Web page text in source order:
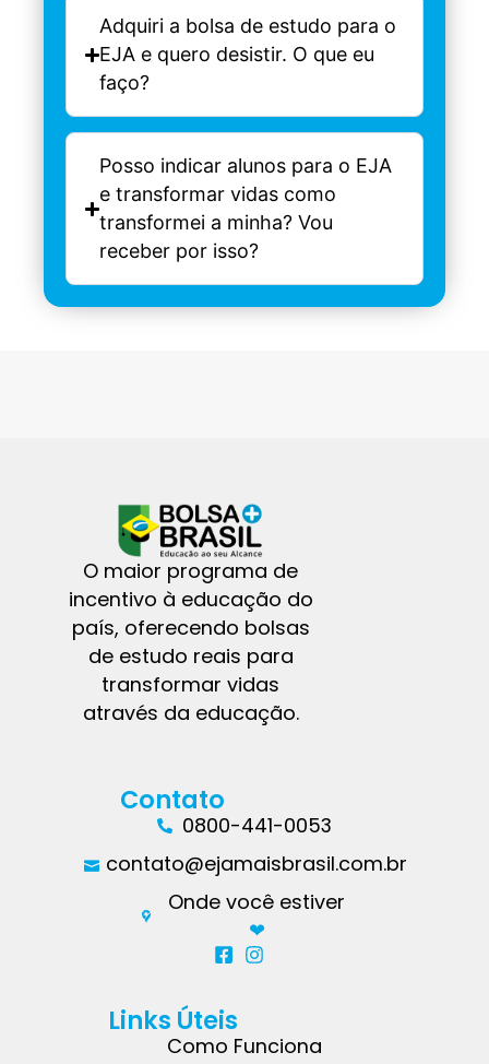
Adquiri a bolsa de estudo para o
EJA e quero desistir. O que eu
faço?
Posso indicar alunos para o EJA
e transformar vidas como
transformei a minha? Vou
receber por isso?
O maior programa de
incentivo à educação do
país, oferecendo bolsas
de estudo reais para
transformar vidas
através da educação.
Contato
0800-441-0053
contato@ejamaisbrasil.com.br
Onde você estiver
❤︎
Links Úteis
Como Funciona